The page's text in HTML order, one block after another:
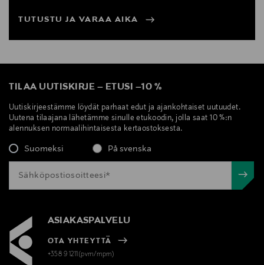
TUTUSTU JA VARAA AIKA
TILAA UUTISKIRJE – ETUSI –10 %
Uutiskirjeestämme löydät parhaat edut ja ajankohtaiset uutuudet.
Uutena tilaajana lähetämme sinulle etukoodin, jolla saat 10 %:n
alennuksen normaalihintaisesta kertaostoksesta.
Suomeksi På svenska
ASIAKASPALVELU
OTA YHTEYTTÄ
+358 9 1211(pvm/mpm)